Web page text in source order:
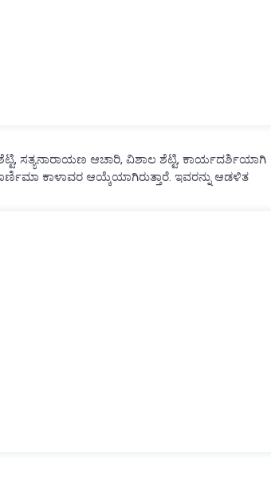
ಶೆಟ್ಟಿ, ಸತ್ಯನಾರಾಯಣ ಆಚಾರಿ, ವಿಶಾಲ ಶೆಟ್ಟಿ, ಕಾರ್ಯದರ್ಶಿಯಾಗಿ
ಕಾಳಾವರ ಆಯ್ಕೆಯಾಗಿರುತ್ತಾರೆ. ಇವರನ್ನು ಆಡಳಿತ